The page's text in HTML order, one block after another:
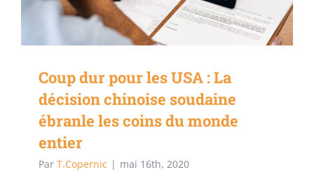
Coup dur pour les USA : La
décision chinoise soudaine
ébranle les coins du monde
entier
Par T.Copernic | mai 16th, 2020